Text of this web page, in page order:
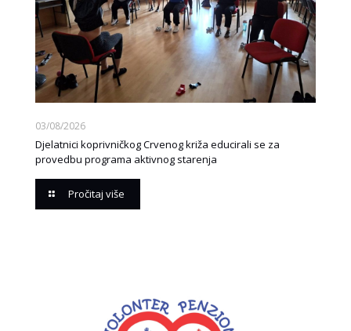
03/08/2026
Djelatnici koprivničkog Crvenog križa educirali se za
provedbu programa aktivnog starenja
Pročitaj više